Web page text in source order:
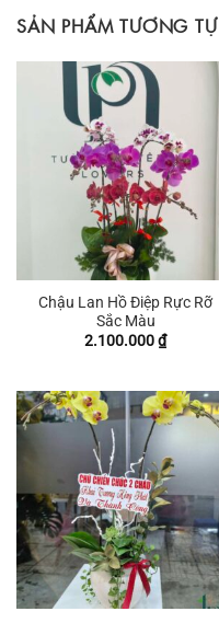
SẢN PHẨM TƯƠNG TỰ
Chậu Lan Hồ Điệp Rực Rỡ
Sắc Màu
2.100.000₫